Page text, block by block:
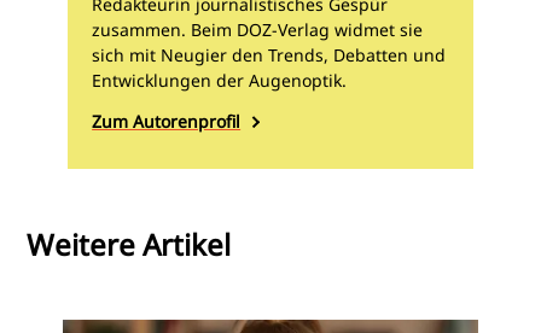
zusammen. Beim DOZ-Verlag widmet sie
sich mit Neugier den Trends, Debatten und
Entwicklungen der Augenoptik.
Zum Autorenprofil
Weitere Artikel